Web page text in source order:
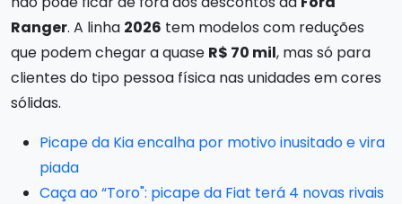
Ranger. A linha 2026 tem modelos com reduções
que podem chegar a quase R$ 70 mil, mas só para
clientes do tipo pessoa física nas unidades em cores
sólidas.
Picape da Kia encalha por motivo inusitado e vira
piada
Caça ao “Toro": picape da Fiat terá 4 novas rivais